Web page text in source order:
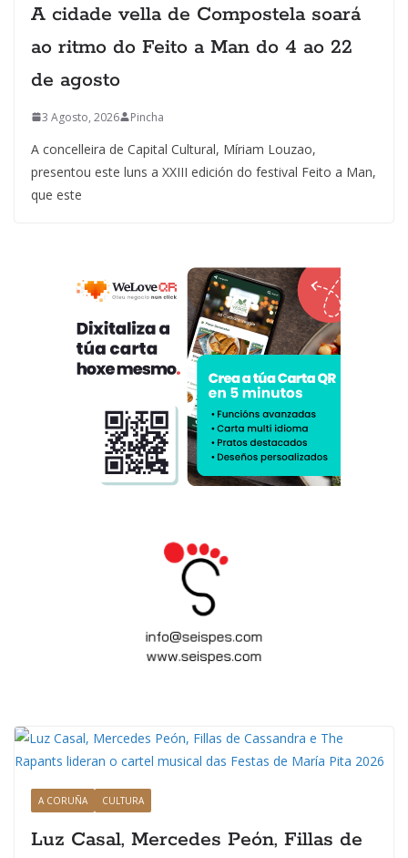
A cidade vella de Compostela soará
ao ritmo do Feito a Man do 4 ao 22
de agosto
3 Agosto, 2026 Pincha
A concelleira de Capital Cultural, Míriam Louzao,
presentou este luns a XXIII edición do festival Feito a Man,
que este
A CORUÑA CULTURA
Luz Casal, Mercedes Peón, Fillas de